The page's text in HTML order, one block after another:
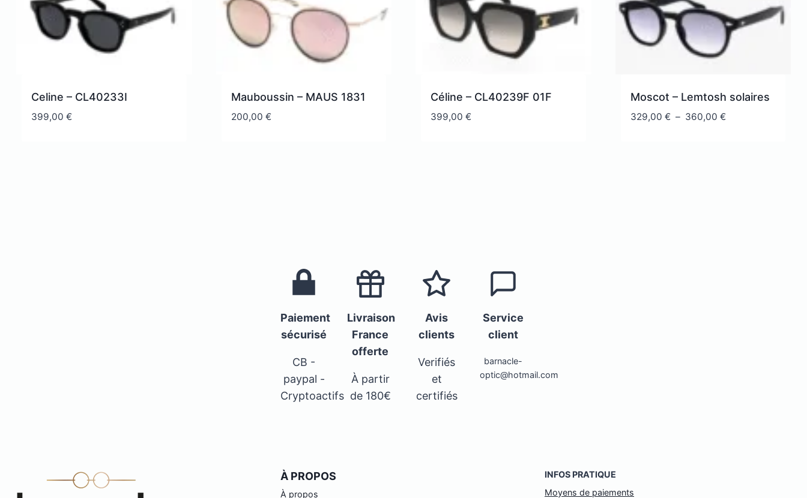
Celine – CL40233I
399,00 €
Mauboussin – MAUS 1831
200,00 €
Céline – CL40239F 01F
399,00 €
Moscot – Lemtosh solaires
329,00 € – 360,00 €Plage
Paiement
sécurisé
CB -
paypal -
Cryptoactifs
Livraison
France
offerte
À partir
de 180€
Avis
clients
Verifiés
et
certifiés
Service
client
barnacle-
optic@hotmail.com
À PROPOS
À propos
INFOS PRATIQUE
Moyens de paiements